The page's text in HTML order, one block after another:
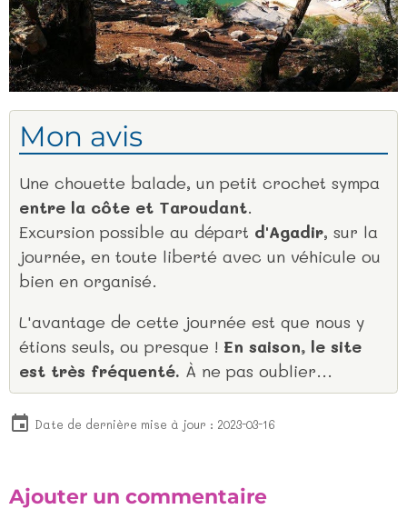
Mon avis
Une chouette balade, un petit crochet sympa
entre la côte et Taroudant.
Excursion possible au départ d'Agadir, sur la
journée, en toute liberté avec un véhicule ou
bien en organisé.
L'avantage de cette journée est que nous y
étions seuls, ou presque ! En saison, le site
est très fréquenté. À ne pas oublier...
Date de dernière mise à jour : 2023-03-16
Ajouter un commentaire